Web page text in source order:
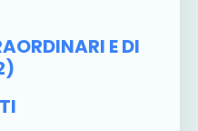
E DI